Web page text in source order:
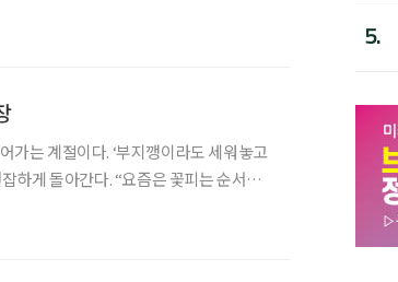
가는 계절이다. ‘부지깽이라도 세워놓고
요즘은 꽃피는 순서도
5.